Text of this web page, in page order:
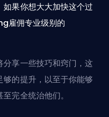
果你想大大加快这个过
雇佣专业级别的
享一些技巧和窍门，这
的提升，以至于你能够
完全统治他们。